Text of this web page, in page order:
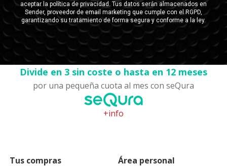
Divide en 3 sin coste o hasta en 12 meses
por una pequeña cuota al mes con seQura
+info
Tus compras Área personal